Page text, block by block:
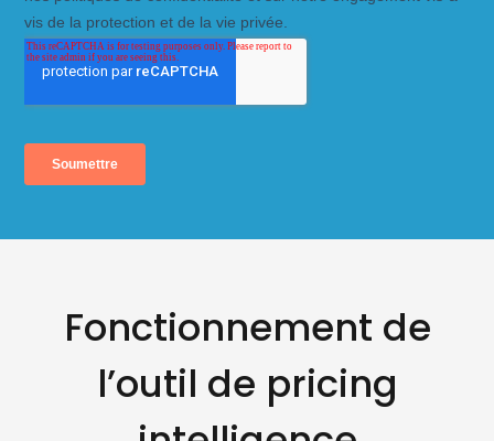
Fonctionnement de
l’outil de pricing